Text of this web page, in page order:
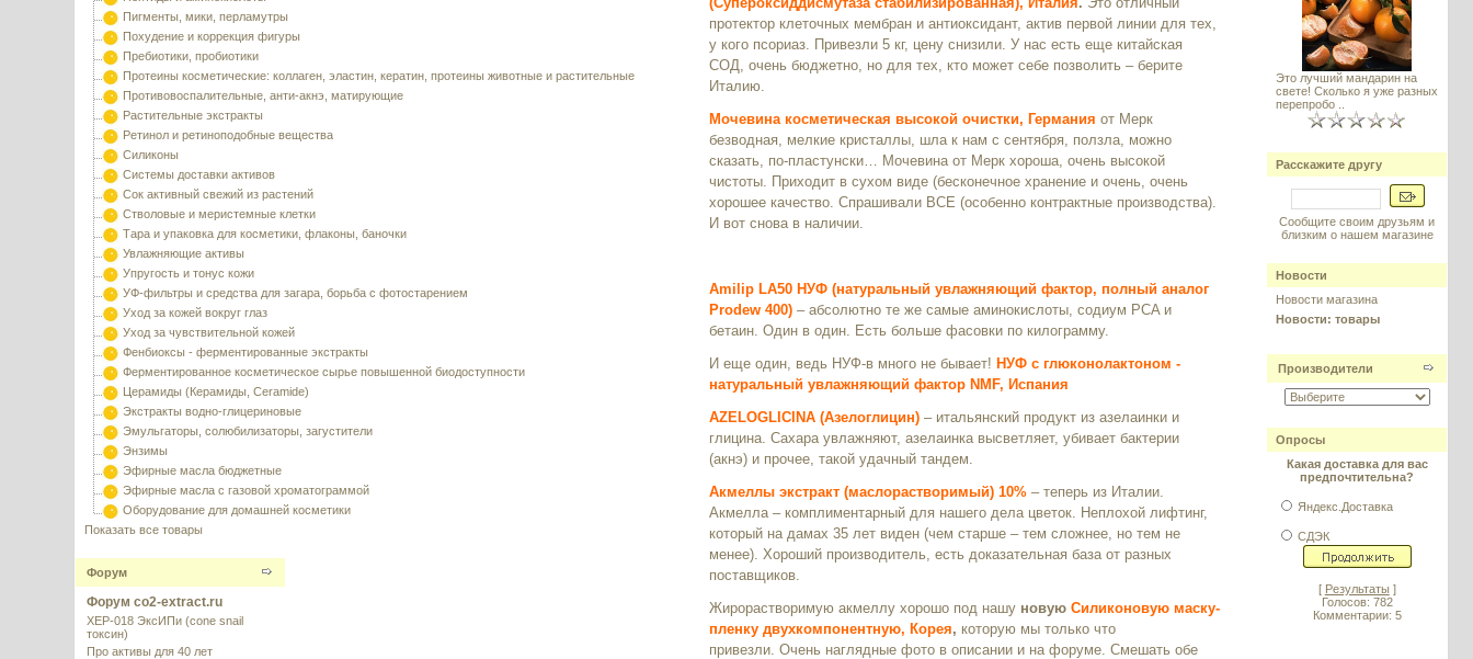
Пигменты, мики, перламутры
Похудение и коррекция фигуры
Пребиотики, пробиотики
Протеины косметические: коллаген, эластин, кератин, протеины животные и растительные
Противовоспалительные, анти-акнэ, матирующие
Растительные экстракты
Ретинол и ретиноподобные вещества
Силиконы
Системы доставки активов
Сок активный свежий из растений
Стволовые и меристемные клетки
Тара и упаковка для косметики, флаконы, баночки
Увлажняющие активы
Упругость и тонус кожи
УФ-фильтры и средства для загара, борьба с фотостарением
Уход за кожей вокруг глаз
Уход за чувствительной кожей
Фенбиоксы - ферментированные экстракты
Ферментированное косметическое сырье повышенной биодоступности
Церамиды (Керамиды, Ceramide)
Экстракты водно-глицериновые
Эмульгаторы, солюбилизаторы, загустители
Энзимы
Эфирные масла бюджетные
Эфирные масла с газовой хроматограммой
Оборудование для домашней косметики
Показать все товары
Форум
Форум co2-extract.ru
XEP-018 ЭксИПи (cone snail
токсин)
Про активы для 40 лет
протектор клеточных мембран и антиоксидант, актив первой линии для тех,
у кого псориаз. Привезли 5 кг, цену снизили. У нас есть еще китайская
СОД, очень бюджетно, но для тех, кто может себе позволить – берите
Италию.
Мочевина косметическая высокой очистки, Германия от Мерк
безводная, мелкие кристаллы, шла к нам с сентября, ползла, можно
сказать, по-пластунски… Мочевина от Мерк хороша, очень высокой
чистоты. Приходит в сухом виде (бесконечное хранение и очень, очень
хорошее качество. Спрашивали ВСЕ (особенно контрактные производства).
И вот снова в наличии.
Amilip LA50 НУФ (натуральный увлажняющий фактор, полный аналог
Prodew 400) – абсолютно те же самые аминокислоты, содиум PCA и
бетаин. Один в один. Есть больше фасовки по килограмму.
И еще один, ведь НУФ-в много не бывает! НУФ с глюконолактоном -
натуральный увлажняющий фактор NMF, Испания
AZELOGLICINA (Азелоглицин) – итальянский продукт из азелаинки и
глицина. Сахара увлажняют, азелаинка высветляет, убивает бактерии
(акнэ) и прочее, такой удачный тандем.
Акмеллы экстракт (маслорастворимый) 10% – теперь из Италии.
Акмелла – комплиментарный для нашего дела цветок. Неплохой лифтинг,
который на дамах 35 лет виден (чем старше – тем сложнее, но тем не
менее). Хороший производитель, есть доказательная база от разных
поставщиков.
Жирорастворимую акмеллу хорошо под нашу новуюСиликоновую маску-
пленку двухкомпонентную, Корея, которую мы только что
привезли.Очень наглядные фото в описании и на форуме. Смешать обе
Это лучший мандарин на
свете! Сколько я уже разных
перепробо ..
Расскажите другу
Сообщите своим друзьям и
близким о нашем магазине
Новости
Новости магазина
Новости: товары
Производители
Опросы
Какая доставка для вас
предпочтительна?
Яндекс.Доставка
СДЭК
[ Результаты ]
Голосов: 782
Комментарии: 5